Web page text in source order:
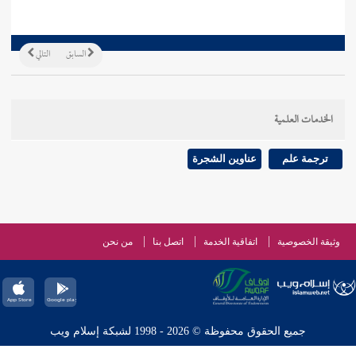
التالي السابق
الخدمات العلمية
ترجمة علم عناوين الشجرة
وثيقة الخصوصية اتفاقية الخدمة اتصل بنا من نحن
جميع الحقوق محفوظة © 2026 - 1998 لشبكة إسلام ويب